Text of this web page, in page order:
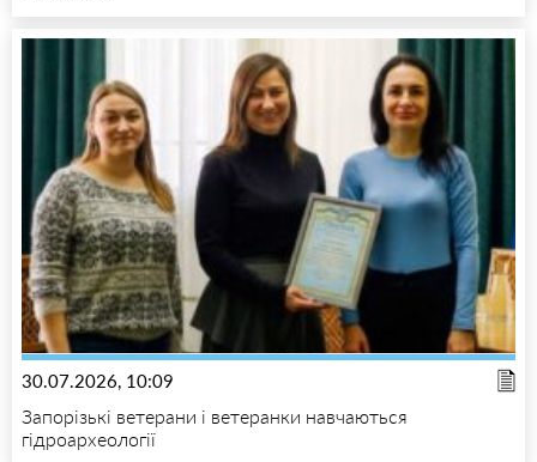
30.07.2026, 10:09
Запорізькі ветерани і ветеранки навчаються
гідроархеології